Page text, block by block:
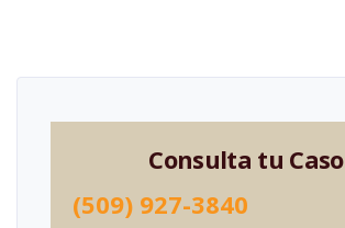
Consulta tu Caso
(509) 927-3840